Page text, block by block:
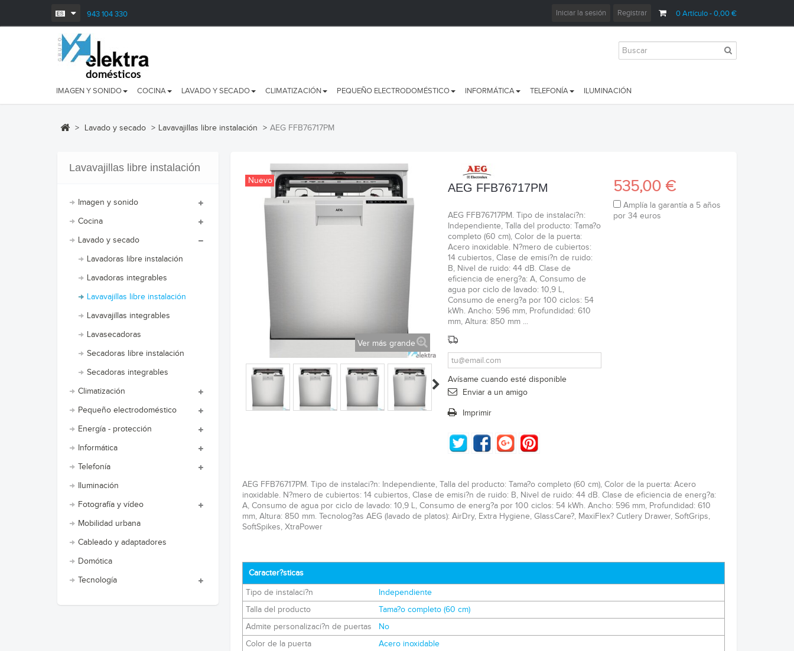
0Artículo- 0,00 €
Iniciar la sesión Registrar
943 104 330
IMAGEN Y SONIDO COCINA LAVADO Y SECADO CLIMATIZACIÓN PEQUEÑO ELECTRODOMÉSTICO INFORMÁTICA TELEFONÍA ILUMINACIÓN
> Lavado y secado > Lavavajillas libre instalación > AEG FFB76717PM
Lavavajillas libre instalación
Imagen y sonido
Cocina
Lavado y secado
Lavadoras libre instalación
Lavadoras integrables
Lavavajillas libre instalación
Lavavajillas integrables
Lavasecadoras
Secadoras libre instalación
Secadoras integrables
Climatización
Pequeño electrodoméstico
Energía - protección
Informática
Telefonía
Iluminación
Fotografía y vídeo
Mobilidad urbana
Cableado y adaptadores
Domótica
Tecnología
Nuevo
Ver más grande
AEG FFB76717PM
AEG FFB76717PM. Tipo de instalaci?n:
Independiente, Talla del producto: Tama?o
completo (60 cm), Color de la puerta:
Acero inoxidable. N?mero de cubiertos:
14 cubiertos, Clase de emisi?n de ruido:
B, Nivel de ruido: 44 dB. Clase de
eficiencia de energ?a: A, Consumo de
agua por ciclo de lavado: 10,9 L,
Consumo de energ?a por 100 ciclos: 54
kWh. Ancho: 596 mm, Profundidad: 610
mm, Altura: 850 mm ...
Avísame cuando esté disponible
Enviar a un amigo
Imprimir
535,00 €
Amplía la garantía a 5 años
por 34 euros
AEG FFB76717PM. Tipo de instalaci?n: Independiente, Talla del producto: Tama?o completo (60 cm), Color de la puerta: Acero
inoxidable. N?mero de cubiertos: 14 cubiertos, Clase de emisi?n de ruido: B, Nivel de ruido: 44 dB. Clase de eficiencia de energ?a:
A, Consumo de agua por ciclo de lavado: 10,9 L, Consumo de energ?a por 100 ciclos: 54 kWh. Ancho: 596 mm, Profundidad: 610
mm, Altura: 850 mm. Tecnolog?as AEG (lavado de platos): AirDry, Extra Hygiene, GlassCare?, MaxiFlex? Cutlery Drawer, SoftGrips,
SoftSpikes, XtraPower
Caracter?sticas
Tipo de instalaci?n
Independiente
Talla del producto
Tama?o completo (60 cm)
Admite personalizaci?n de puertas
No
Color de la puerta
Acero inoxidable